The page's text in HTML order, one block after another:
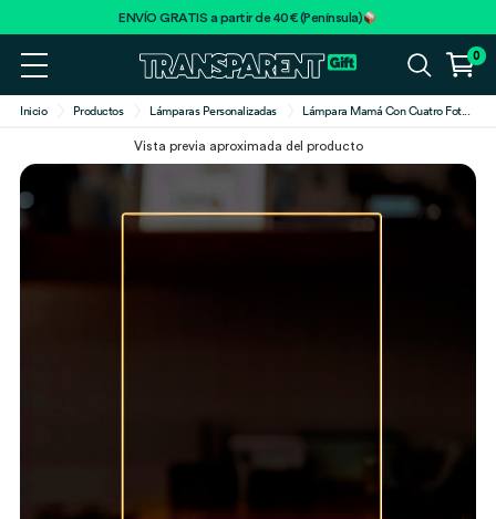
ENVÍO GRATIS a partir de 40€ (Península)
0
Inicio Productos Lámparas Personalizadas Lámpara Mamá Con Cuatro Fot...
Vista previa aproximada del producto